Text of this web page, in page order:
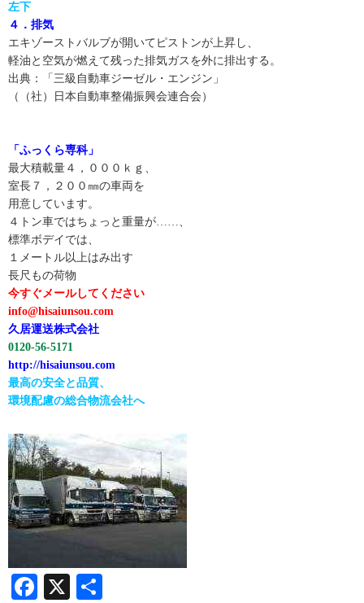
左下
４．排気
エキゾーストバルブが開いてピストンが上昇し、
軽油と空気が燃えて残った排気ガスを外に排出する。
出典：「三級自動車ジーゼル・エンジン」
（（社）日本自動車整備振興会連合会）
「ふっくら専科」
最大積載量４，０００ｋｇ、
室長７，２００㎜の車両を
用意しています。
４トン車ではちょっと重量が……、
標準ボデイでは、
１メートル以上はみ出す
長尺もの荷物
今すぐメールしてください
info@hisaiunsou.com
久居運送株式会社
0120-56-5171
http://hisaiunsou.com
最高の安全と品質、
環境配慮の総合物流会社へ
Facebook
X